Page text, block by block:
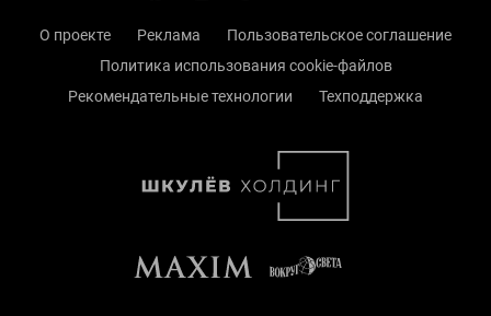
О проекте Реклама
Пользовательское соглашение
Политика использования cookie-файлов
Рекомендательные технологии
Техподдержка